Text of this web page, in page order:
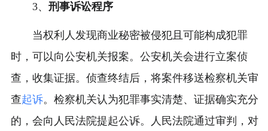
3、 刑事诉讼程序
当权利人发现商业秘密被侵犯且可能构成犯罪
时，可以向公安机关报案。公安机关会进行立案侦
查，收集证据。侦查终结后，将案件移送检察机关审
查起诉。检察机关认为犯罪事实清楚、证据确实充分
的，会向人民法院提起公诉。人民法院通过审判，对